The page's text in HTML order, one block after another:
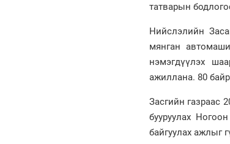
татварын
Нийслэлийн
мянган
нэмэгдүүлэх
ажиллана. 80
Засгийн газраас
бууруулах
байгуулах ажлыг